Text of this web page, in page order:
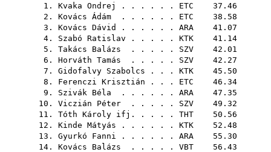
1. Kvaka Ondrej . . . . . . ETC 37.46
2. Kovács Ádám . . . . . . ETC 38.58
3. Kovács Dávid . . . . . . ARA 41.07
4. Szabó Ratislav . . . . . KTK 41.14
5. Takács Balázs . . . . . SZV 42.01
6. Horváth Tamás . . . . . SZV 42.27
7. Gidofalvy Szabolcs . . . KTK 45.50
8. Ferenczi Krisztián . . . ETC 46.34
9. Szivák Béla . . . . . . ARA 47.35
10. Viczián Péter . . . . . SZV 49.32
11. Tóth Károly ifj. . . . . THT 50.56
12. Kinde Mátyás . . . . . . KTK 52.48
13. Gyurkó Fanni . . . . . . ARA 55.30
14. Kovács Balázs . . . . . VBT 56.43